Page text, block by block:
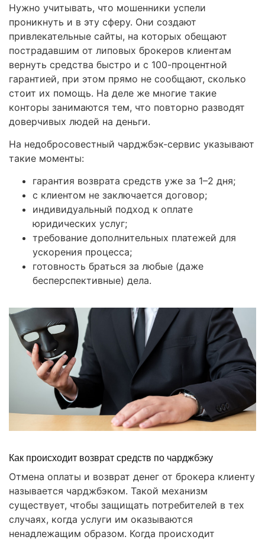
Нужно учитывать, что мошенники успели
проникнуть и в эту сферу. Они создают
привлекательные сайты, на которых обещают
пострадавшим от липовых брокеров клиентам
вернуть средства быстро и с 100-процентной
гарантией, при этом прямо не сообщают, сколько
стоит их помощь. На деле же многие такие
конторы занимаются тем, что повторно разводят
доверчивых людей на деньги.
На недобросовестный чарджбэк-сервис указывают
такие моменты:
гарантия возврата средств уже за 1–2 дня;
с клиентом не заключается договор;
индивидуальный подход к оплате
юридических услуг;
требование дополнительных платежей для
ускорения процесса;
готовность браться за любые (даже
бесперспективные) дела.
Как происходит возврат средств по чарджбэку
Отмена оплаты и возврат денег от брокера клиенту
называется чарджбэком. Такой механизм
существует, чтобы защищать потребителей в тех
случаях, когда услуги им оказываются
ненадлежащим образом. Когда происходит